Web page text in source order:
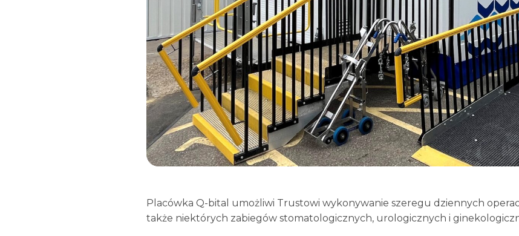
Placówka Q-bital umożliwi Trustowi wykonywanie szeregu dziennych
także niektórych zabiegów stomatologicznych, urologicznych i